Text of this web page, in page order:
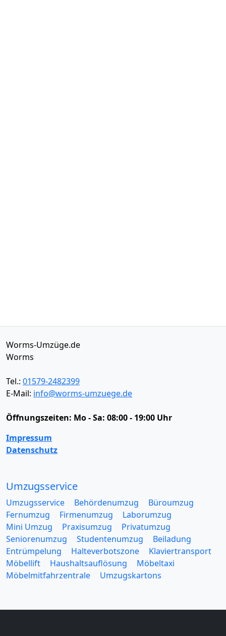
Worms-Umzüge.de
Worms
Tel.: 01579-2482399
E-Mail: info@worms-umzuege.de
Öffnungszeiten: Mo - Sa: 08:00 - 19:00 Uhr
Impressum
Datenschutz
Umzugsservice
Umzugsservice Behördenumzug
Büroumzug
Fernumzug
Firmenumzug
Laborumzug
Mini Umzug
Praxisumzug
Privatumzug
Seniorenumzug
Studentenumzug
Beiladung
Entrümpelung
Halteverbotszone
Klaviertransport
Möbellift
Haushaltsauflösung
Möbeltaxi
Möbelmitfahrzentrale
Umzugskartons